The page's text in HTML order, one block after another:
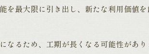
を最大限に引き出し、新たな利用価値
なるため、工期が長くなる可能性があ